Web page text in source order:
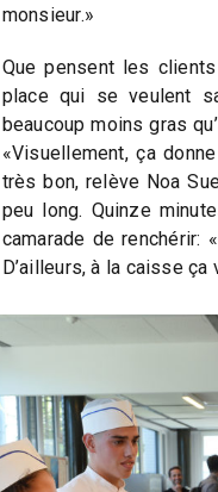
monsieur.»
Que pensent les
place qui se veulent
beaucoup moins gras
«Visuellement, ça
très bon, relève Noa
peu long. Quinze
camarade de renchérir:
D’ailleurs, à la caisse